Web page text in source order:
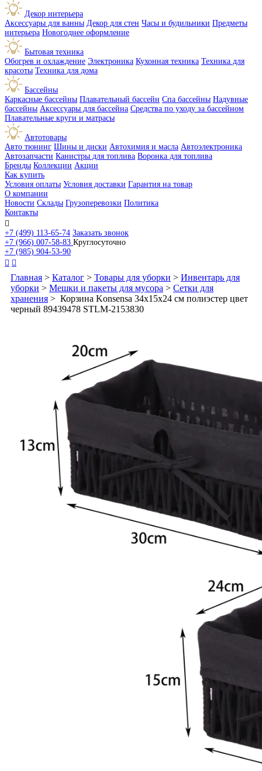
Декор интерьера
Аксессуары для ванны Декор для стен Часы и будильники Предметы
интерьера Новогоднее оформление
Бытовая техника
Обогрев и охлаждение Электроника Кухонная техника Техника для
красоты Техника для дома
Бассейны
Каркасные бассейны Плавательный бассейн Спа бассейны Надувные
бассейны Аксессуары для бассейна Средства по уходу за бассейном
Плавательные круги и матрасы
Автотовары
Авто тюнинг Шины и диски Автохимия и масла Автоэлектроника
Автозапчасти Канистры для топлива Воронка для топлива
Бренды Коллекции Акции
Как купить
Условия оплаты Условия доставки Гарантия на товар
О компании
Новости Склады Грузоперевозки Политика
Контакты

+7 (499) 113-65-74 Заказать звонок
+7 (966) 007-58-83 Круглосуточно
+7 (985) 904-53-90
 
Главная > Каталог > Товары для уборки > Инвентарь для
уборки > Мешки и пакеты для мусора > Сетки для
хранения > Корзина Konsensa 34x15x24 см полиэстер цвет
черный 89439478 STLM-2153830